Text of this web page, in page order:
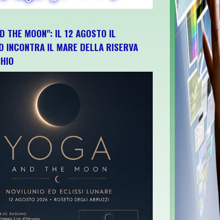
THE MOON": IL 12 AGOSTO IL
INCONTRA IL MARE DELLA RISERVA